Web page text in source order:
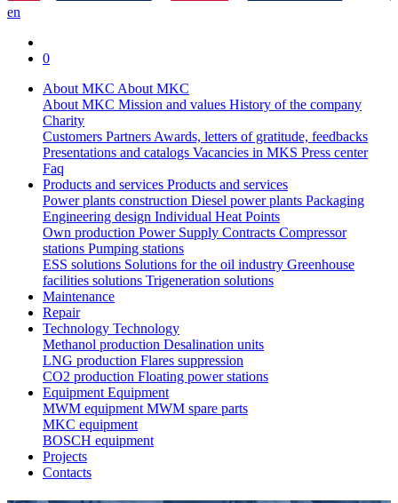
en
0
About MKC About MKC
About MKC Mission and values History of the company
Charity
Customers PartnersAwards, letters of gratitude, feedbacks
Presentations and catalogs Vacancies in MKS Press center
Faq
Products and services Products and services
Power plants construction Diesel power plants Packaging
Engineering design Individual Heat Points
Own production Power Supply Contracts Compressor
stations Pumping stations
ESS solutions Solutions for the oil industry Greenhouse
facilities solutions Trigeneration solutions
Maintenance
Repair
Technology Technology
Methanol production Desalination units
LNG production Flares suppression
СО2 production Floating power stations
EquipmentEquipment
MWM equipmentMWM spare parts
MKC equipment
BOSCH equipment
Projects
Contacts